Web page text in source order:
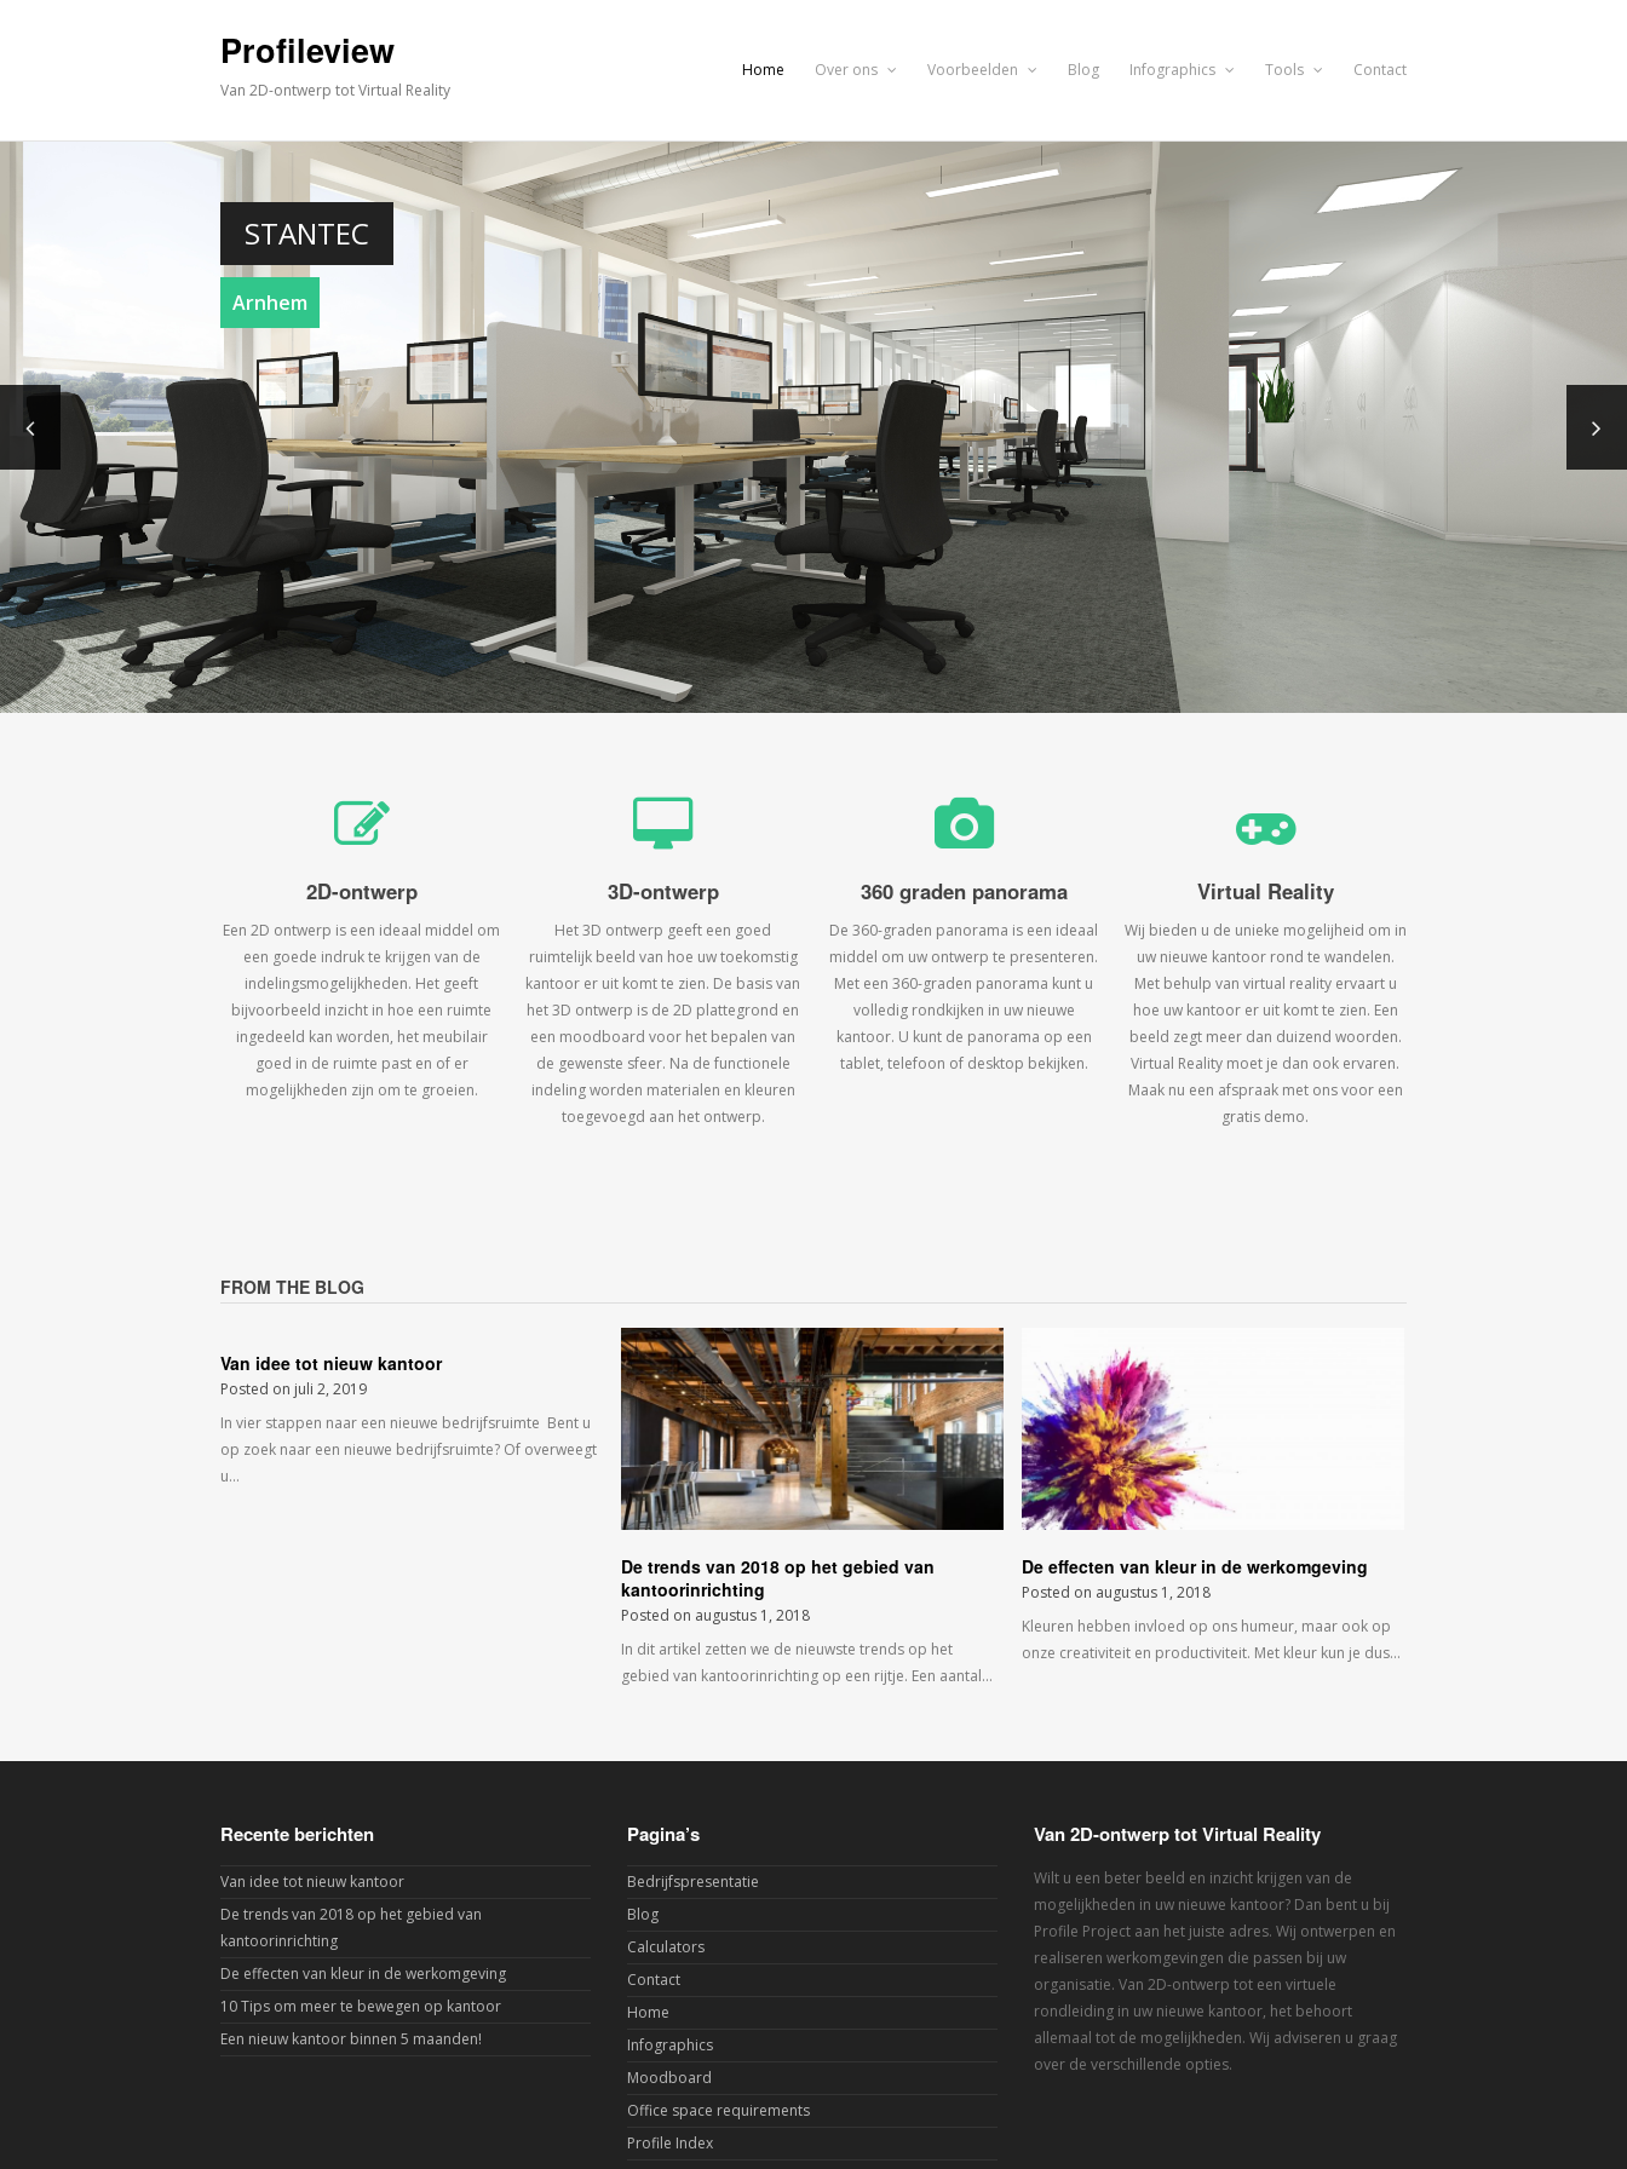
Profileview
Van 2D-ontwerp tot Virtual Reality
Home Over ons Voorbeelden Blog Infographics Tools Contact
STANTEC
Arnhem
2D-ontwerp
Een 2D ontwerp is een ideaal middel om
een goede indruk te krijgen van de
indelingsmogelijkheden. Het geeft
bijvoorbeeld inzicht in hoe een ruimte
ingedeeld kan worden, het meubilair
goed in de ruimte past en of er
mogelijkheden zijn om te groeien.
3D-ontwerp
Het 3D ontwerp geeft een goed
ruimtelijk beeld van hoe uw toekomstig
kantoor er uit komt te zien. De basis van
het 3D ontwerp is de 2D plattegrond en
een moodboard voor het bepalen van
de gewenste sfeer. Na de functionele
indeling worden materialen en kleuren
toegevoegd aan het ontwerp.
360 graden panorama
De 360-graden panorama is een ideaal
middel om uw ontwerp te presenteren.
Met een 360-graden panorama kunt u
volledig rondkijken in uw nieuwe
kantoor. U kunt de panorama op een
tablet, telefoon of desktop bekijken.
Virtual Reality
Wij bieden u de unieke mogelijheid om in
uw nieuwe kantoor rond te wandelen.
Met behulp van virtual reality ervaart u
hoe uw kantoor er uit komt te zien. Een
beeld zegt meer dan duizend woorden.
Virtual Reality moet je dan ook ervaren.
Maak nu een afspraak met ons voor een
gratis demo.
FROM THE BLOG
Van idee tot nieuw kantoor
Posted on juli 2, 2019
In vier stappen naar een nieuwe bedrijfsruimte Bent u
op zoek naar een nieuwe bedrijfsruimte? Of overweegt
u…
De trends van 2018 op het gebied van
kantoorinrichting
Posted on augustus 1, 2018
In dit artikel zetten we de nieuwste trends op het
gebied van kantoorinrichting op een rijtje. Een aantal…
De effecten van kleur in de werkomgeving
Posted on augustus 1, 2018
Kleuren hebben invloed op ons humeur, maar ook op
onze creativiteit en productiviteit. Met kleur kun je dus…
Recente berichten
Van idee tot nieuw kantoor
De trends van 2018 op het gebied van
kantoorinrichting
De effecten van kleur in de werkomgeving
10 Tips om meer te bewegen op kantoor
Een nieuw kantoor binnen 5 maanden!
Pagina’s
Bedrijfspresentatie
Blog
Calculators
Contact
Home
Infographics
Moodboard
Office space requirements
Profile Index
Van 2D-ontwerp tot Virtual Reality
Wilt u een beter beeld en inzicht krijgen van de
mogelijkheden in uw nieuwe kantoor? Dan bent u bij
Profile Project aan het juiste adres. Wij ontwerpen en
realiseren werkomgevingen die passen bij uw
organisatie. Van 2D-ontwerp tot een virtuele
rondleiding in uw nieuwe kantoor, het behoort
allemaal tot de mogelijkheden. Wij adviseren u graag
over de verschillende opties.